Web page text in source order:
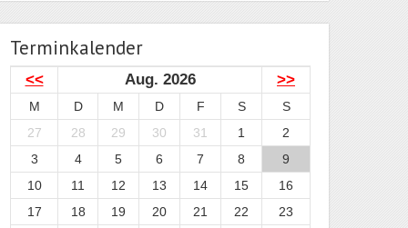
Terminkalender
<< Aug. 2026 >>
M D M D F S
S
27
28 29 30 31 1
2
3
4 5 6 7 8
9
10
11 12 13 14 15
16
17
18 19 20 21 22
23